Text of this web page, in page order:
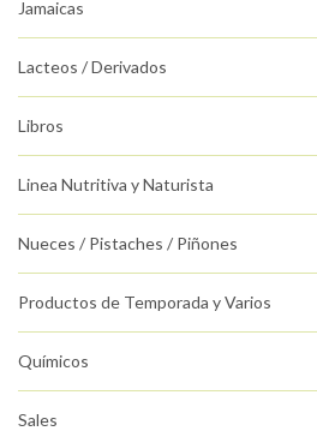
Jamaicas
Lacteos / Derivados
Libros
Linea Nutritiva y Naturista
Nueces / Pistaches / Piñones
Productos de Temporada y Varios
Químicos
Sales